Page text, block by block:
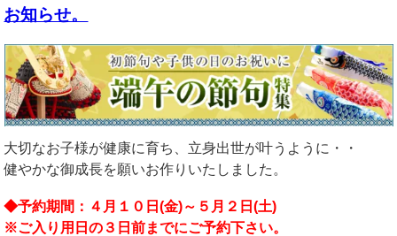
お知らせ。
大切なお子様が健康に育ち、立身出世が叶うように・・
健やかな御成長を願いお作りいたしました。
◆予約期間：４月１０日(金)～５月２日(土)
※ご入り用日の３日前までにご予約下さい。